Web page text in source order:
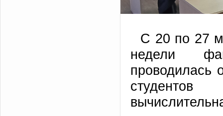
С 20 по 27
недели
проводилась